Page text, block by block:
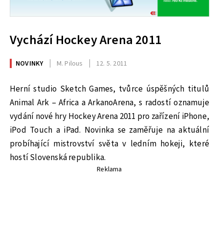
Vychází Hockey Arena 2011
NOVINKY M. Pilous 12. 5. 2011
Herní studio Sketch Games, tvůrce úspěšných titulů
Animal Ark – Africa a ArkanoArena, s radostí oznamuje
vydání nové hry Hockey Arena 2011 pro zařízení iPhone,
iPod Touch a iPad. Novinka se zaměřuje na aktuální
probíhající mistrovství světa v ledním hokeji, které
hostí Slovenská republika.
Reklama